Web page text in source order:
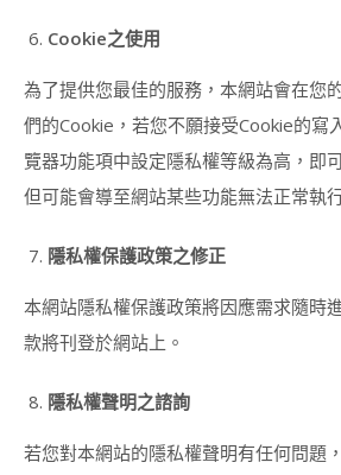
狗
造
型
點
講
書
程
DECO
INSTRUCTOR
COURSE)
造
Cookie之使用
為了提供您最佳的服務，本網站會在您
們的Cookie，若您不願接受Cookie的寫
覽器功能項中設定隱私權等級為高，即
但可能會導至網站某些功能無法正常執
隱私權保護政策之修正
本網站隱私權保護政策將因應需求隨時
款將刊登於網站上。
隱私權聲明之諮詢
若您對本網站的隱私權聲明有任何問題